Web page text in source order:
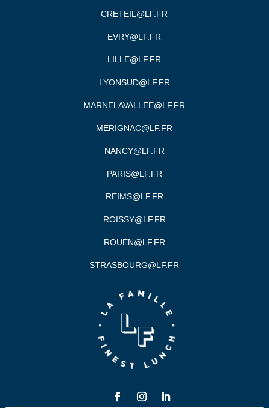
CRETEIL@LF.FR
EVRY@LF.FR
LILLE@LF.FR
LYONSUD@LF.FR
MARNELAVALLEE@LF.FR
MERIGNAC@LF.FR
NANCY@LF.FR
PARIS@LF.FR
REIMS@LF.FR
ROISSY@LF.FR
ROUEN@LF.FR
STRASBOURG@LF.FR